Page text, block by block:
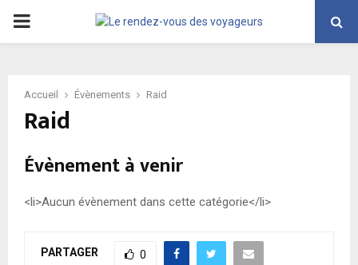
PRIMARY
Accueil Évènements Raid
Raid
Évènement à venir
<li>Aucun évènement dans cette catégorie</li>
PARTAGER 0